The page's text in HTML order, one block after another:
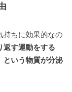
持ちに効果的なの
返す運動をする
という物質が分泌